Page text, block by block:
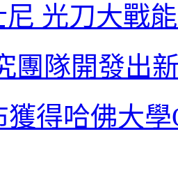
光刀大戰
團隊開發出
獲得哈佛大學